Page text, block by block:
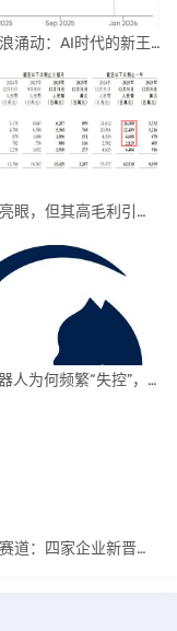
英伟达后浪涌动：AI时代的新王者与隐忧
携程财报亮眼，但其高毛利引发行业争议
AI聊天机器人为何频繁“失控”，背后原因及解决方案解析
具身智能赛道：四家企业新晋独角兽，融资竞速背后